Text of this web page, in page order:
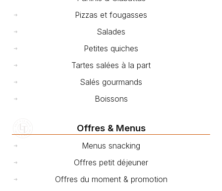
Pizzas et fougasses
Salades
Petites quiches
Tartes salées à la part
Salés gourmands
Boissons
Offres & Menus
Menus snacking
Offres petit déjeuner
Offres du moment & promotion